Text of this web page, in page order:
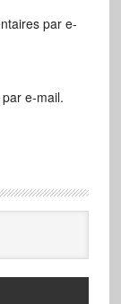
par e-
e-mail.